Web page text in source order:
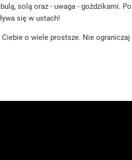
solą oraz - uwaga - goździkami.
się w ustach!
o wiele prostsze. Nie